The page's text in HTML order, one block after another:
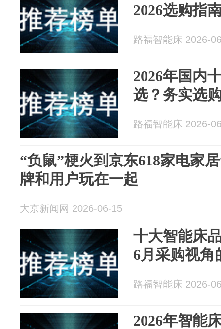
2026选购指
路福智能床 2026-
2026年国内
选？务实选
路福智能床 2026-
“负鼠”梗火到京东618家电家
牌和用户玩在一起
大京新闻网 2026-06-15
十大智能床
6月采购视角
路福智能床 2026-
2026年智能